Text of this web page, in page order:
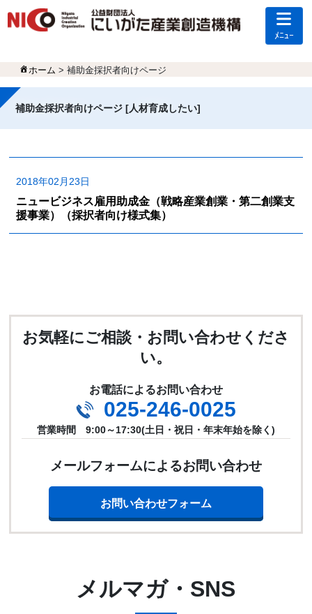
ﾒﾆｭｰ
ホーム > 補助金採択者向けページ
補助金採択者向けページ [人材育成したい]
2018年02月23日
ニュービジネス雇用助成金（戦略産業創業・第二創業支
援事業）（採択者向け様式集）
お気軽にご相談・お問い合わせくださ
い。
お電話によるお問い合わせ
025-246-0025
営業時間 9:00～17:30(土日・祝日・年末年始を除く)
メールフォームによるお問い合わせ
お問い合わせフォーム
メルマガ・SNS